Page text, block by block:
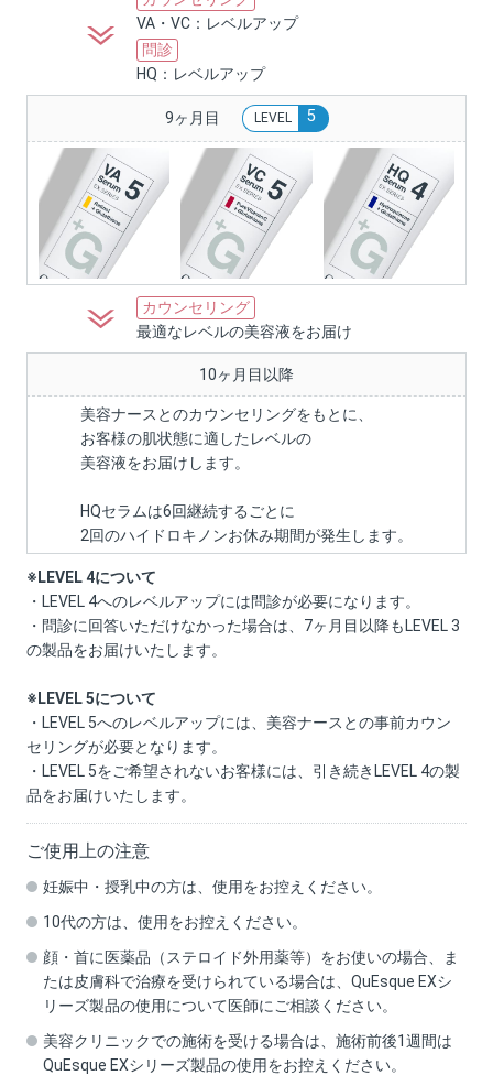
VA・VC：レベルアップ
問診
HQ：レベルアップ
9ヶ月目 LEVEL 5
カウンセリング
最適なレベルの美容液をお届け
10ヶ月目以降
美容ナースとのカウンセリングをもとに、
お客様の肌状態に適したレベルの
美容液をお届けします。
HQセラムは6回継続するごとに
2回のハイドロキノンお休み期間が発生します。
※LEVEL 4について
・LEVEL 4へのレベルアップには問診が必要になります。
・問診に回答いただけなかった場合は、7ヶ月目以降もLEVEL 3
の製品をお届けいたします。
※LEVEL 5について
・LEVEL 5へのレベルアップには、美容ナースとの事前カウン
セリングが必要となります。
・LEVEL 5をご希望されないお客様には、引き続きLEVEL 4の製
品をお届けいたします。
ご使用上の注意
妊娠中・授乳中の方は、使用をお控えください。
10代の方は、使用をお控えください。
顔・首に医薬品（ステロイド外用薬等）をお使いの場合、ま
たは皮膚科で治療を受けられている場合は、QuEsque EXシ
リーズ製品の使用について医師にご相談ください。
美容クリニックでの施術を受ける場合は、施術前後1週間は
QuEsque EXシリーズ製品の使用をお控えください。